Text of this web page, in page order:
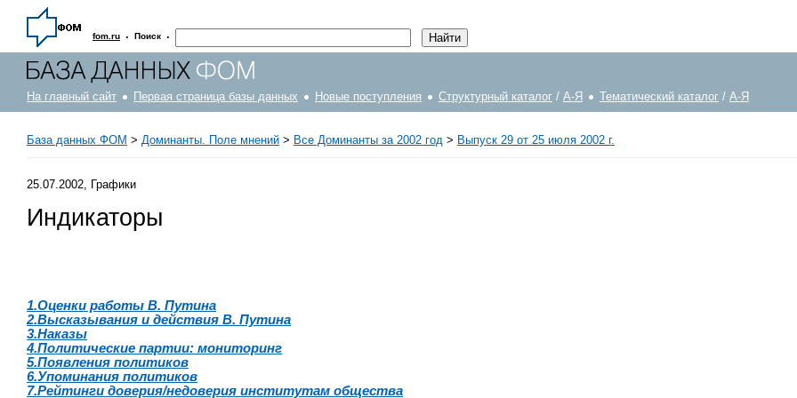
fom.ru · Поиск ·
На главный сайт Первая страница базы данных Новые поступления Структурный каталог / А-Я Тематический каталог / А-Я
База данных ФОМ > Доминанты. Поле мнений > Все Доминанты за 2002 год > Выпуск 29 от 25 июля 2002 г.
25.07.2002, Графики
Индикаторы
1.Оценки работы В. Путина
2.Высказывания и действия В. Путина
3.Наказы
4.Политические партии: мониторинг
5.Появления политиков
6.Упоминания политиков
7.Рейтинги доверия/недоверия институтам общества